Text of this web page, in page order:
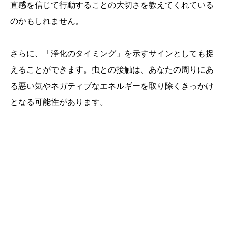
直感を信じて行動することの大切さを教えてくれている
のかもしれません。
さらに、「浄化のタイミング」を示すサインとしても捉
えることができます。虫との接触は、あなたの周りにあ
る悪い気やネガティブなエネルギーを取り除くきっかけ
となる可能性があります。